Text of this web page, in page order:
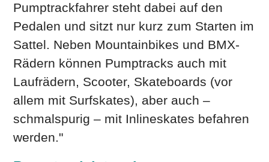
Pumptrackfahrer steht dabei auf den
Pedalen und sitzt nur kurz zum Starten im
Sattel. Neben Mountainbikes und BMX-
Rädern können Pumptracks auch mit
Laufrädern, Scooter, Skateboards (vor
allem mit Surfskates), aber auch –
schmalspurig – mit Inlineskates befahren
werden."